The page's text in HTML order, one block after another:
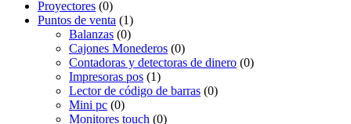
Proyectores (0)
Puntos de venta (1)
Balanzas (0)
Cajones Monederos (0)
Contadoras y detectoras de dinero (0)
Impresoras pos (1)
Lector de código de barras (0)
Mini pc (0)
Monitores touch (0)